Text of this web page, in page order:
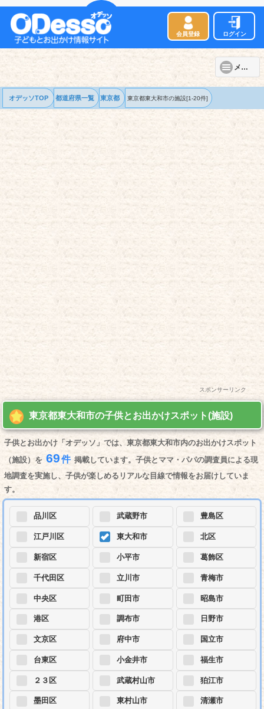
会員登録 ログイン
メニュー
オデッソTOP 都道府県一覧 東京都 東京都東大和市の施設[1-20件]
スポンサーリンク
東京都東大和市の子供とお出かけスポット(施設)
子供とお出かけ「オデッソ」では、東京都東大和市内のお出かけスポット
（施設）を 69件 掲載しています。子供とママ・パパの調査員による現
地調査を実施し、子供が楽しめるリアルな目線で情報をお届けしていま
す。
品川区
江戸川区
新宿区
千代田区
中央区
港区
文京区
台東区
２３区
墨田区
武蔵野市
東大和市
小平市
立川市
町田市
調布市
府中市
小金井市
武蔵村山市
東村山市
豊島区
北区
葛飾区
青梅市
昭島市
日野市
国立市
福生市
狛江市
清瀬市